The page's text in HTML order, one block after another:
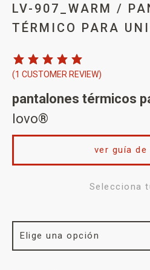
LV-907_WARM /
TÉRMICO PARA
(1 CUSTOMER REVIEW)
pantalones térmicos
lovo®
Selecciona
ver guía de